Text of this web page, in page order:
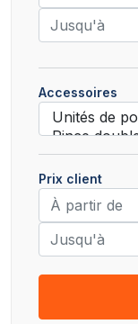
Accessoires
Prix client